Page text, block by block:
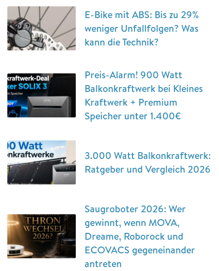
E-Bike mit ABS: Bis zu 29%
weniger Unfallfolgen? Was
kann die Technik?
Preis-Alarm! 900 Watt
Balkonkraftwerk bei Kleines
Kraftwerk + Premium
Speicher unter 1.400€
3.000 Watt Balkonkraftwerk:
Ratgeber und Vergleich 2026
Saugroboter 2026: Wer
gewinnt, wenn MOVA,
Dreame, Roborock und
ECOVACS gegeneinander
antreten